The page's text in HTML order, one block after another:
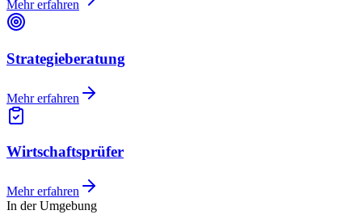
Mehr erfahren
Strategieberatung
Mehr erfahren
Wirtschaftsprüfer
Mehr erfahren
In der Umgebung